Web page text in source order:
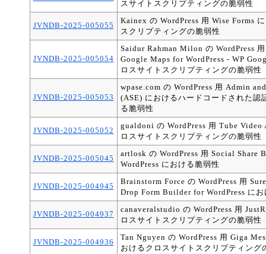
スサイトスクリプティングの脆弱性
JVNDB-2025-005055
Kainex の WordPress 用 Wise Forms
スクリプティングの脆弱性
JVNDB-2025-005054
Saidur Rahman Milon の WordPress
Google Maps for WordPress - WP
ロスサイトスクリプティングの脆弱性
JVNDB-2025-005053
wpase.com の WordPress 用 Admin
(ASE) におけるハードコードされた認
る脆弱性
JVNDB-2025-005052
gualdoni の WordPress 用 Tube
ロスサイトスクリプティングの脆弱性
JVNDB-2025-005045
artlosk の WordPress 用 Social Share
WordPress における脆弱性
JVNDB-2025-004945
Brainstorm Force の WordPress 用
Drop Form Builder for WordPress にお
JVNDB-2025-004937
canaveralstudio の WordPress 用
ロスサイトスクリプティングの脆弱性
JVNDB-2025-004936
Tan Nguyen の WordPress 用 Giga
おけるクロスサイトスクリプティング